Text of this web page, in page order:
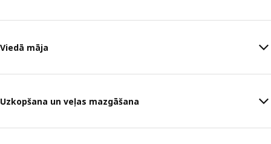
Viedā māja
Uzkopšana un veļas mazgāšana